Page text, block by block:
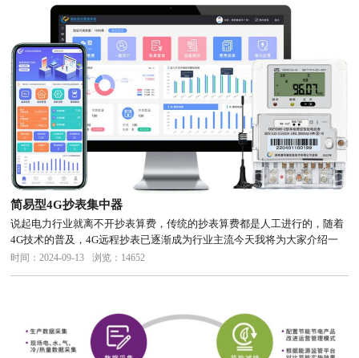
简易型4G抄表集中器
说起电力行业就离不开抄表算费，传统的抄表算费都是人工进行的，随着
4G技术的普及，4G远程抄表已逐渐成为行业主流今天我将为大家介绍一
款4G抄表集中器，那么这款集中器跟传统的集中器有什么优势呢？首先呢
时间：2024-09-13 浏览：14652